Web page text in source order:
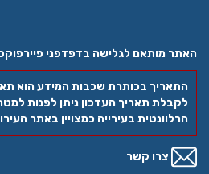
האתר מותאם לגלישה בדפדפני
התאריך בכותרת שכבות המידע הוא
לקבלת תאריך העדכון ניתן לפנות
הרלוונטית בעירייה כמצויין באתר
צרו קשר